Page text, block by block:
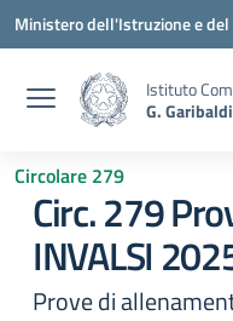
Vai ai contenuti
Vai al menu di navigazione
Vai al footer
Ministero dell'Istruzione e
Istituto
G.
Circolare 279
Circ. 279
INVALSI
Prove di